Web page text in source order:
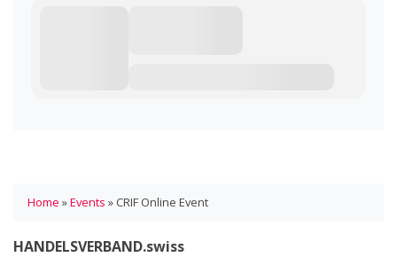
Home »Events » CRIF Online Event
HANDELSVERBAND.swiss